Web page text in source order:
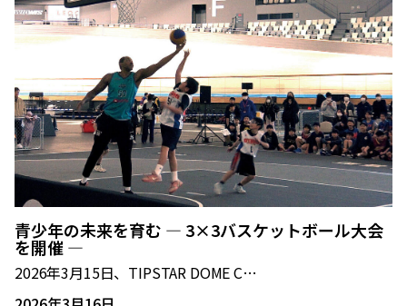
青少年の未来を育む ― 3×3バスケットボール大会
を開催 ―
2026年3月15日、TIPSTAR DOME C…